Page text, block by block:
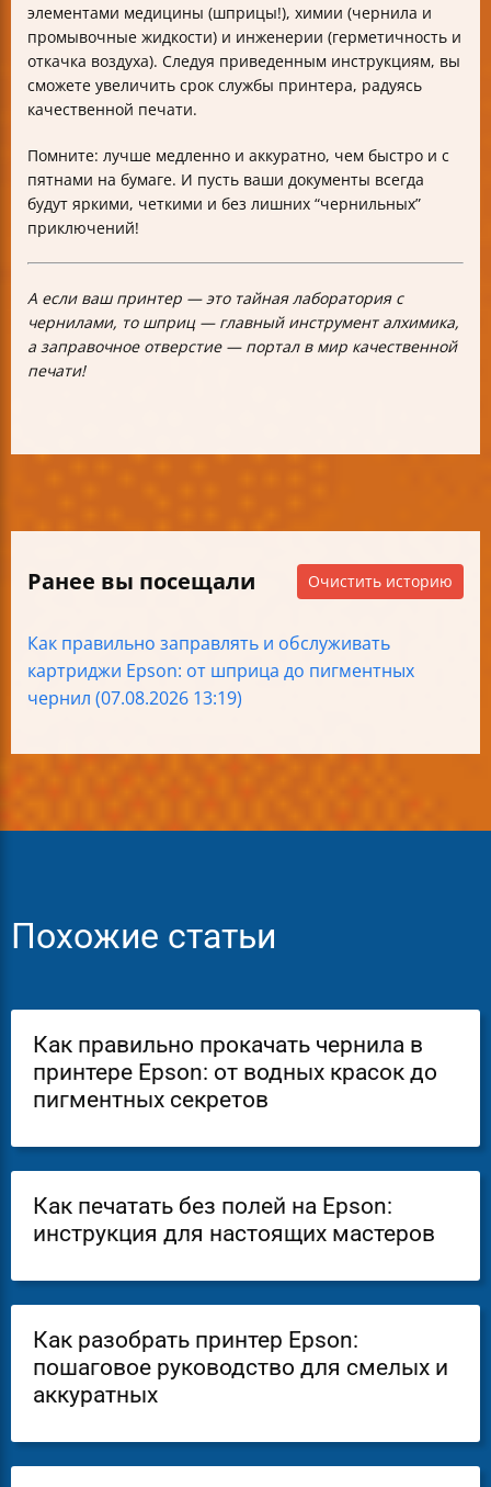
элементами медицины (шприцы!), химии (чернила и
промывочные жидкости) и инженерии (герметичность и
откачка воздуха). Следуя приведенным инструкциям, вы
сможете увеличить срок службы принтера, радуясь
качественной печати.
Помните: лучше медленно и аккуратно, чем быстро и с
пятнами на бумаге. И пусть ваши документы всегда
будут яркими, четкими и без лишних “чернильных”
приключений!
А если ваш принтер — это тайная лаборатория с
чернилами, то шприц — главный инструмент алхимика,
а заправочное отверстие — портал в мир качественной
печати!
Ранее вы посещали Очистить историю
Как правильно заправлять и обслуживать
картриджи Epson: от шприца до пигментных
чернил (07.08.2026 13:19)
Похожие статьи
Как правильно прокачать чернила в
принтере Epson: от водных красок до
пигментных секретов
Как печатать без полей на Epson:
инструкция для настоящих мастеров
Как разобрать принтер Epson:
пошаговое руководство для смелых и
аккуратных